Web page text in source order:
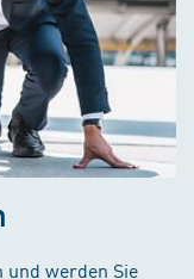
und werden Sie